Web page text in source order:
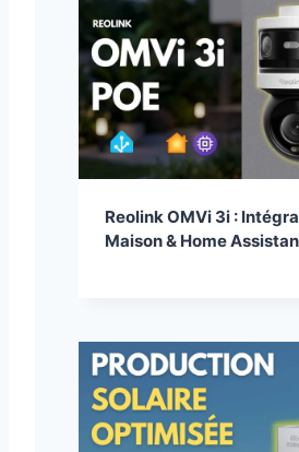
Reolink OMVi 3i :
Maison & Home